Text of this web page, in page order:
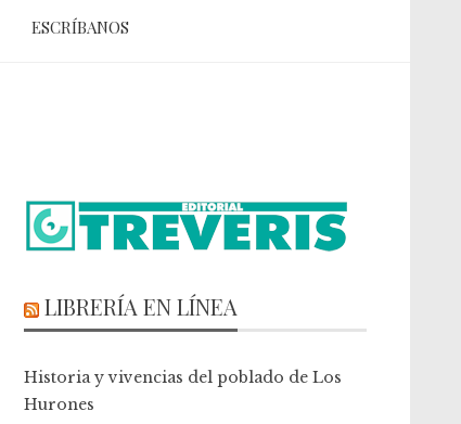
ESCRÍBANOS
LIBRERÍA EN LÍNEA
Historia y vivencias del poblado de Los
Hurones